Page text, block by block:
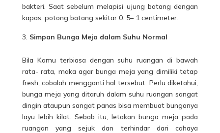
bakteri. Saat sebelum melapisi ujung batang dengan
kapas, potong batang sekitar 0. 5– 1 centimeter.
Simpan Bunga Meja dalam Suhu Normal
Bila Kamu terbiasa dengan suhu ruangan di bawah
rata- rata, maka agar bunga meja yang dimiliki tetap
fresh, cobalah mengganti hal tersebut. Perlu diketahui,
bunga meja yang ditaruh dalam suhu ruangan sangat
dingin ataupun sangat panas bisa membuat bunganya
layu lebih kilat. Sebab itu, letakan bunga meja pada
ruangan yang sejuk dan terhindar dari cahaya